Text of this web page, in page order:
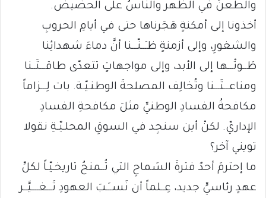
والطعنُ في الظَهر والناسُ على الحضيض.
أخذونا إلى أمكنةٍ هَجَرناها حتى في أيامِ الحروبِ
والشغورِ، وإلى أزمنةٍ ظـَــنّـــنا أنَّ دماءَ شهدائِنا
طَــوتْـــها إلى الأبد، وإلى مواجهاتٍ تتعدّى طاقـــتَــنا
ومناعـــتَـــنا وتُخالِف المصلحةَ الوطنـيّـة. بات لِـــزاماً
مكافحةُ الفسادِ الوطنيِّ مثلَ مكافحةِ الفسادِ
الإداريّ. لكنْ أين سنجِد في السوقِ المحلـيّـةِ نقولا
تويني آخر؟
ما إحترمَ أحدٌ فترةَ السَماحِ التي تُــمنحُ تاريخـيّـاً لكلِّ
عهدٍ رئاسيٍّ جديد، عِــلماً أن نَســَـبَ العهودِ تَـــغــــيَّــر